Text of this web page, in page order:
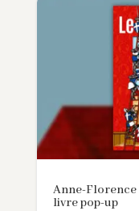
Anne-Florence
livre pop-up